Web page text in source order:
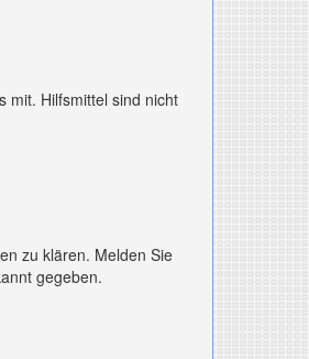
mit. Hilfsmittel sind nicht
zu klären. Melden Sie
gegeben.